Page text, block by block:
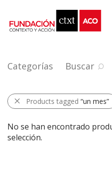
Categorías Buscar
Products tagged “un mes”
No se han encontrado
selección.